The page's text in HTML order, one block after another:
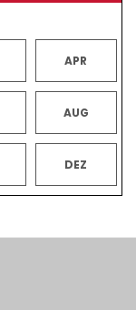
APR
AUG
DEZ